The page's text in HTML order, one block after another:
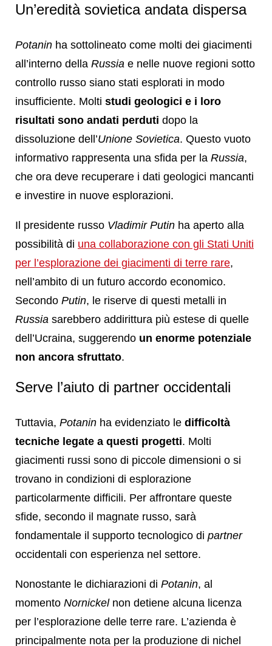
Un’eredità sovietica andata dispersa
Potanin ha sottolineato come molti dei giacimenti
all’interno della Russia e nelle nuove regioni sotto
controllo russo siano stati esplorati in modo
insufficiente. Molti studi geologici e i loro
risultati sono andati perduti dopo la
dissoluzione dell’Unione Sovietica. Questo vuoto
informativo rappresenta una sfida per la Russia,
che ora deve recuperare i dati geologici mancanti
e investire in nuove esplorazioni.
Il presidente russo Vladimir Putin ha aperto alla
possibilità di una collaborazione con gli Stati Uniti
per l’esplorazione dei giacimenti di terre rare,
nell’ambito di un futuro accordo economico.
Secondo Putin, le riserve di questi metalli in
Russia sarebbero addirittura più estese di quelle
dell’Ucraina, suggerendo un enorme potenziale
non ancora sfruttato.
Serve l’aiuto di partner occidentali
Tuttavia, Potanin ha evidenziato le difficoltà
tecniche legate a questi progetti. Molti
giacimenti russi sono di piccole dimensioni o si
trovano in condizioni di esplorazione
particolarmente difficili. Per affrontare queste
sfide, secondo il magnate russo, sarà
fondamentale il supporto tecnologico di partner
occidentali con esperienza nel settore.
Nonostante le dichiarazioni di Potanin, al
momento Nornickel non detiene alcuna licenza
per l’esplorazione delle terre rare. L’azienda è
principalmente nota per la produzione di nichel